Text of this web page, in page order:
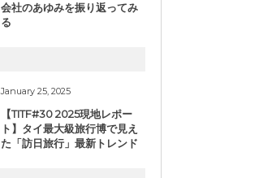
会社のあゆみを振り返ってみ
る
January 25, 2025
【TITF#30 2025現地レポー
ト】タイ最大級旅行博で見え
た「訪日旅行」最新トレンド